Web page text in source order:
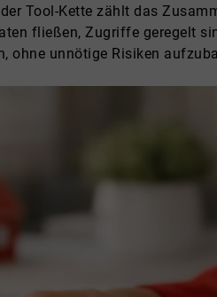
Tool-Kette zählt das
fließen, Zugriffe geregelt
ohne unnötige Risiken